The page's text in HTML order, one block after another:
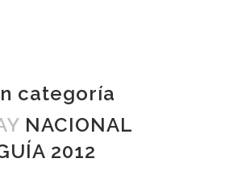
categoría
NACIONAL
2012